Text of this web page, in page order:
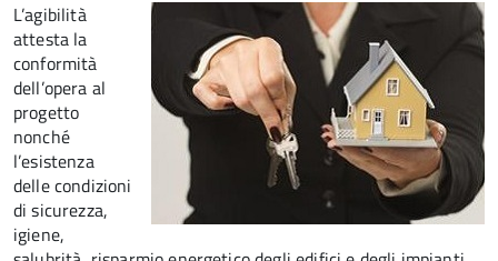
L’agibilità
attesta la
conformità
dell’opera al
progetto
nonché
l’esistenza
delle condizioni
di sicurezza,
igiene,